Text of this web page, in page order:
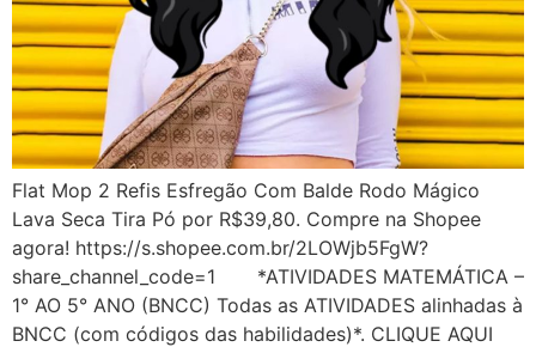
Flat Mop 2 Refis Esfregão Com Balde Rodo Mágico
Lava Seca Tira Pó por R$39,80. Compre na Shopee
agora! https://s.shopee.com.br/2LOWjb5FgW?
share_channel_code=1 *ATIVIDADES MATEMÁTICA –
1° AO 5° ANO (BNCC) Todas as ATIVIDADES alinhadas à
BNCC (com códigos das habilidades)*. CLIQUE AQUI